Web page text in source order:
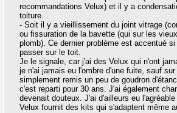
recommandations Velux) et il y a
toiture.
- Soit il y a vieillissement du joint vitrage
ou fissuration de la bavette (qui sur les
plomb). Ce dernier problème est accentué
passer sur le toit.
Je le signale, car j'ai des Velux qui n'ont
je n'ai jamais eu l'ombre d'une fuite, sauf
simplement remis un peu de goudron
c'est reparti pour 30 ans. J'ai également
devenait douteux. J'ai d'ailleurs eu
Velux fournit des kits qui s'adaptent même